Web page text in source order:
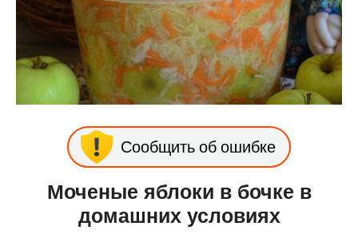
Сообщить об ошибке
Моченые яблоки в бочке в
домашних условиях